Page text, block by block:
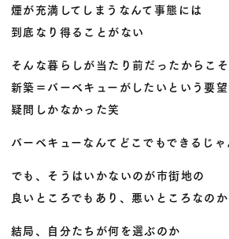
煙が充満してしまうなんて事態には
到底なり得ることがない
そんな暮らしが当たり前だったからこそ
新築＝バーベキューがしたいという要
疑問しかなかった笑
バーベキューなんてどこでもできるじゃ
でも、そうはいかないのが市街地の
良いところでもあり、悪いところなの
結局、自分たちが何を選ぶのか